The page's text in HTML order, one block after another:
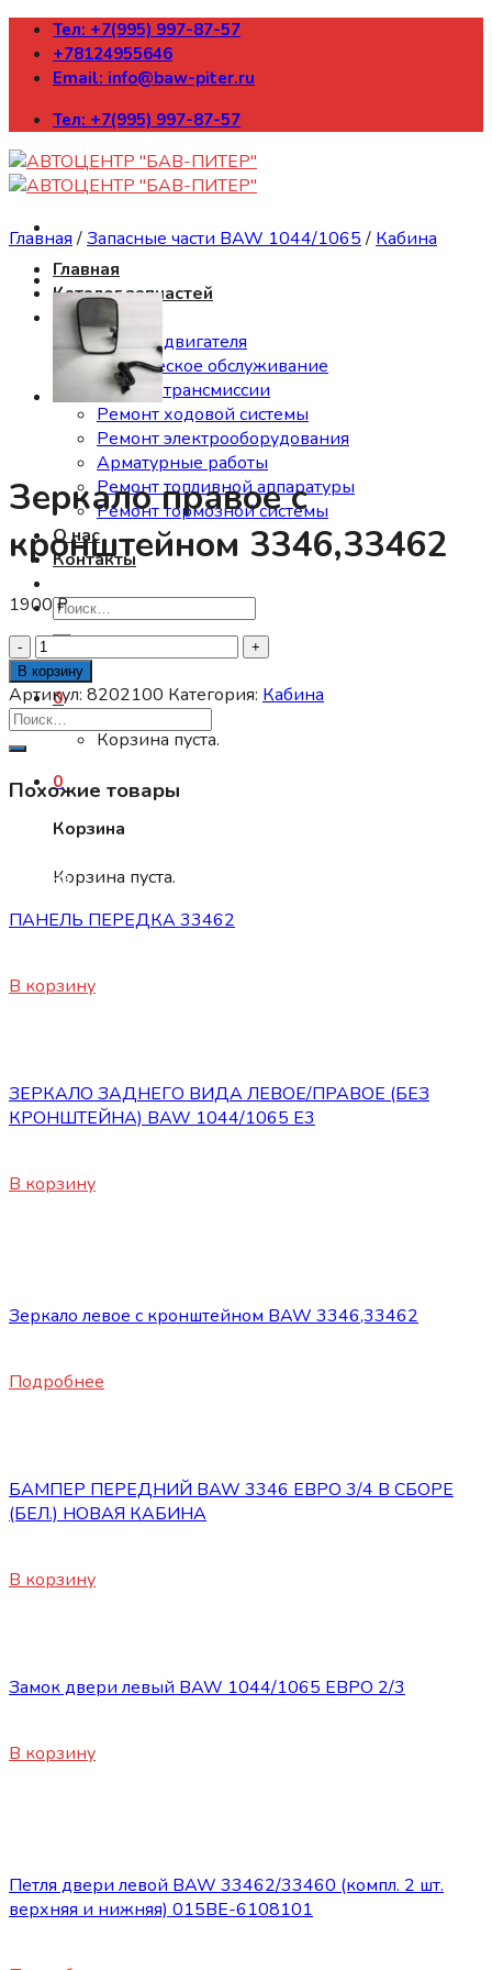
Skip
content
Тел: +7(995) 997-87-57
+78124955646
Email: info@baw-piter.ru
Тел: +7(995) 997-87-57
Главная
Каталог запчастей
Ремонт
Ремонт двигателя
Техническое обслуживание
Ремонт трансмиссии
Ремонт ходовой системы
Ремонт электрооборудования
Арматурные работы
Ремонт топливной аппаратуры
Ремонт тормозной системы
О нас
Контакты
Искать:
0
Корзина пуста.
0
Корзина
Корзина пуста.
Главная /Запасные части BAW 1044/1065 / Кабина
Зеркало правое с
кронштейном 3346,33462
1900₽
Количество
товара
Зеркало
правое
3346,33462
В корзину
Артикул: 8202100 Категория: Кабина
Похожие товары
Кабина
ПАНЕЛЬ ПЕРЕДКА 33462
В корзину
ЗЕРКАЛО ЗАДНЕГО ВИДА ЛЕВОЕ/ПРАВОЕ (БЕЗ
КРОНШТЕЙНА) BAW 1044/1065 Е3
В корзину
Зеркало левое с кронштейном BAW 3346,33462
Подробнее
БАМПЕР ПЕРЕДНИЙ BAW 3346 ЕВРО 3/4 В СБОРЕ
(БЕЛ.) НОВАЯ КАБИНА
В корзину
Замок двери левый BAW 1044/1065 ЕВРО 2/3
В корзину
Петля двери левой BAW 33462/33460 (компл. 2 шт.
верхняя и нижняя) 015BE-6108101